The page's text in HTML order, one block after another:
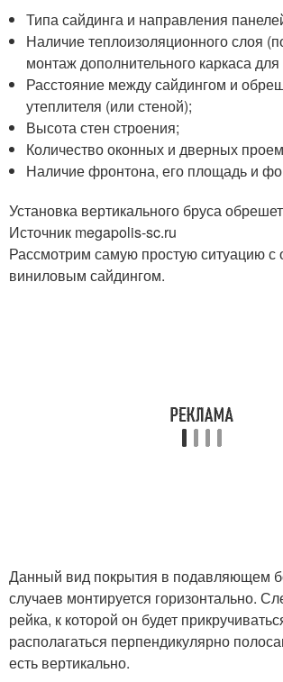
Типа сайдинга и направления
Наличие теплоизоляционного слоя
монтаж дополнительного каркаса для
Расстояние между сайдингом и
утеплителя (или стеной);
Высота стен строения;
Количество оконных и дверных
Наличие фронтона, его площадь и
Установка вертикального бруса
Источник megapolis-sc.ru
Рассмотрим самую простую ситуацию с
виниловым сайдингом.
Данный вид покрытия в подавляющем
случаев монтируется горизонтально.
рейка, к которой он будет
располагаться перпендикулярно
есть вертикально.